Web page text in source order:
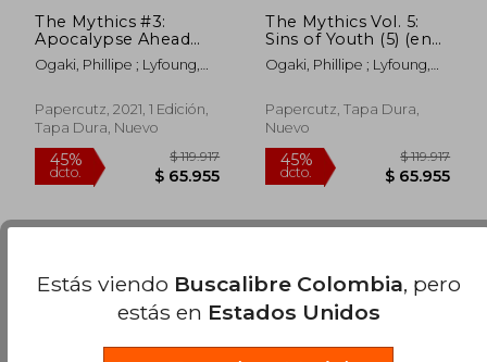
The Mythics #3:
Apocalypse Ahead
(en Inglés)
Ogaki, Phillipe ; Lyfoung,
Papercutz, 2021, 1 Edición,
Tapa Dura, Nuevo
The Mythics Vol. 5:
Sins of Youth (5) (en
Inglés)
Ogaki, Phillipe ; Lyfoung,
Papercutz, Tapa Dura,
Nuevo
Estás viendo Buscalibre Colombia, pero
estás en Estados Unidos